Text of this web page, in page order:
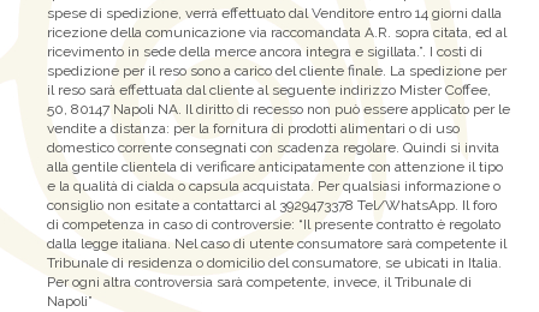
spese di spedizione, verrà effettuato dal Venditore entro 14 giorni dalla
ricezione della comunicazione via raccomandata A.R. sopra citata, ed al
ricevimento in sede della merce ancora integra e sigillata.”. I costi di
spedizione per il reso sono a carico del cliente finale. La spedizione per
il reso sarà effettuata dal cliente al seguente indirizzo Mister Coffee,
50, 80147 Napoli NA. Il diritto di recesso non può essere applicato per le
vendite a distanza: per la fornitura di prodotti alimentari o di uso
domestico corrente consegnati con scadenza regolare. Quindi si invita
alla gentile clientela di verificare anticipatamente con attenzione il tipo
e la qualità di cialda o capsula acquistata. Per qualsiasi informazione o
consiglio non esitate a contattarci al 3929473378 Tel/WhatsApp. Il foro
di competenza in caso di controversie: “Il presente contratto è regolato
dalla legge italiana. Nel caso di utente consumatore sarà competente il
Tribunale di residenza o domicilio del consumatore, se ubicati in Italia.
Per ogni altra controversia sarà competente, invece, il Tribunale di
Napoli”